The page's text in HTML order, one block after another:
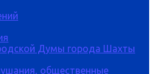
Думы города Шахты
общественные